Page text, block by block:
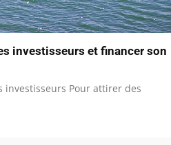
investisseurs et financer son
investisseurs Pour attirer des